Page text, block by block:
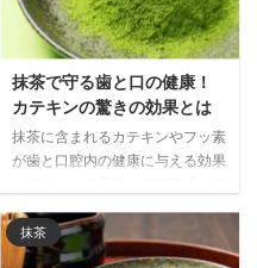
抹茶で守る歯と口の健康！
カテキンの驚きの効果とは
抹茶に含まれるカテキンやフッ素
が歯と口腔内の健康に与える効果
を取り入れることで期待できる口
腔ケア効果を詳しく紹介します。
抹茶